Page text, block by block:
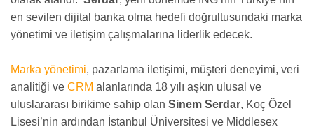
en sevilen dijital banka olma hedefi doğrultusundaki marka
yönetimi ve iletişim çalışmalarına liderlik edecek.
Marka yönetimi, pazarlama iletişimi, müşteri deneyimi, veri
analitiği ve CRM alanlarında 18 yılı aşkın ulusal ve
uluslararası birikime sahip olan Sinem Serdar, Koç Özel
Lisesi’nin ardından İstanbul Üniversitesi ve Middlesex